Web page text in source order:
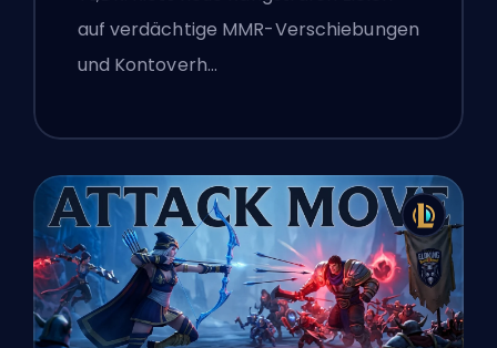
auf verdächtige MMR-Verschiebungen
und Kontoverh…